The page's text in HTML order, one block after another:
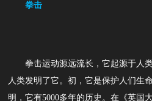
拳击
拳击运动源远流长，它起源于人类
人类发明了它。初，它是保护人们生
明，它有5000多年的历史。在《英国